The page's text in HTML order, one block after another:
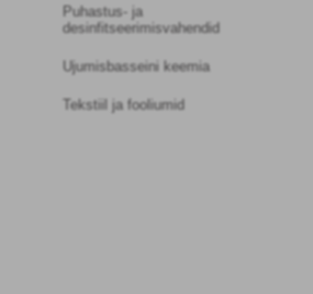
Puhastus- ja
desinfitseerimisvahendid
Ujumisbasseini keemia
Tekstiil ja fooliumid